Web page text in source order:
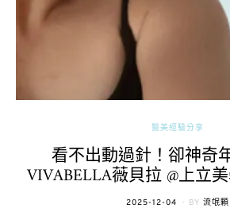
醫美經驗分享
看不出動過針！卻神奇
VIVABELLA薇貝拉 @上立
POSTED
2025-12-04 BY 流氓顆